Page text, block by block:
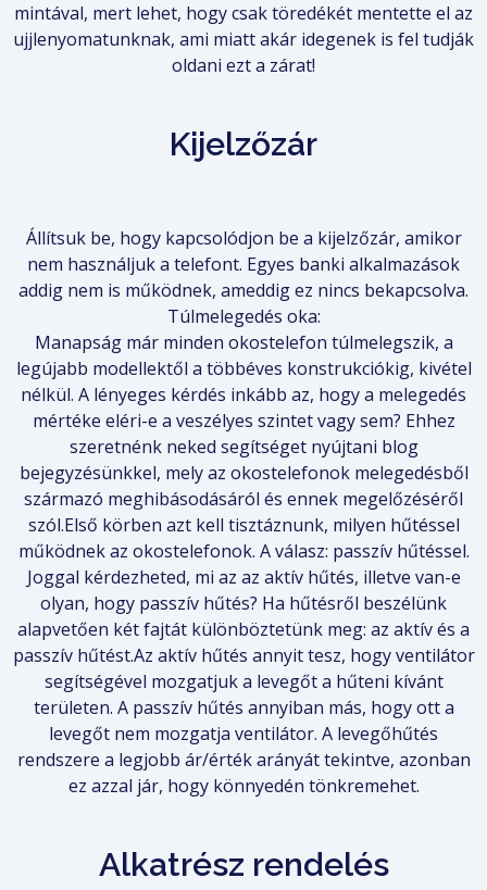
mintával, mert lehet, hogy csak töredékét mentette el az
ujjlenyomatunknak, ami miatt akár idegenek is fel tudják
oldani ezt a zárat!
Kijelzőzár
Állítsuk be, hogy kapcsolódjon be a kijelzőzár, amikor
nem használjuk a telefont. Egyes banki alkalmazások
addig nem is működnek, ameddig ez nincs bekapcsolva.
Túlmelegedés oka:
Manapság már minden okostelefon túlmelegszik, a
legújabb modellektől a többéves konstrukciókig, kivétel
nélkül. A lényeges kérdés inkább az, hogy a melegedés
mértéke eléri-e a veszélyes szintet vagy sem? Ehhez
szeretnénk neked segítséget nyújtani blog
bejegyzésünkkel, mely az okostelefonok melegedésből
származó meghibásodásáról és ennek megelőzéséről
szól.Első körben azt kell tisztáznunk, milyen hűtéssel
működnek az okostelefonok. A válasz: passzív hűtéssel.
Joggal kérdezheted, mi az az aktív hűtés, illetve van-e
olyan, hogy passzív hűtés? Ha hűtésről beszélünk
alapvetően két fajtát különböztetünk meg: az aktív és a
passzív hűtést.Az aktív hűtés annyit tesz, hogy ventilátor
segítségével mozgatjuk a levegőt a hűteni kívánt
területen. A passzív hűtés annyiban más, hogy ott a
levegőt nem mozgatja ventilátor. A levegőhűtés
rendszere a legjobb ár/érték arányát tekintve, azonban
ez azzal jár, hogy könnyedén tönkremehet.
Alkatrész rendelés